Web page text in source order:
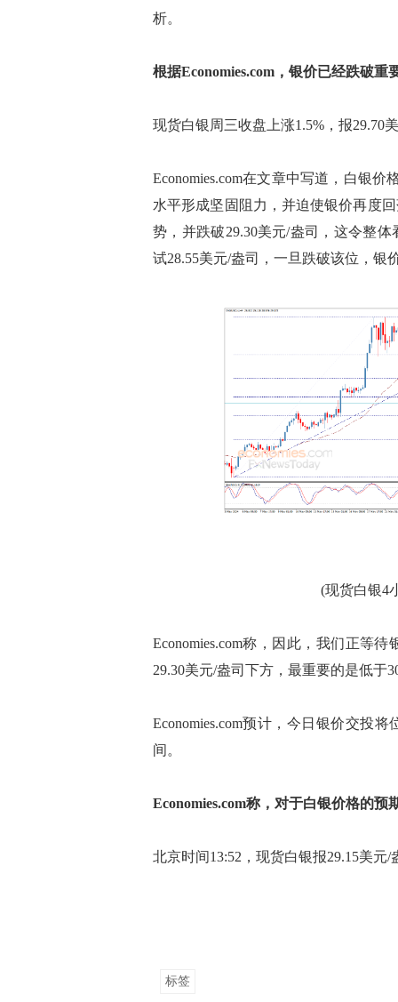
析。
根据Economies.com，银价已经跌破
现货白银周三收盘上涨1.5%，报29.70
Economies.com在文章中写道，白银
水平形成坚固阻力，并迫使银价再度
势，并跌破29.30美元/盎司，这令整
试28.55美元/盎司，一旦跌破该位，银
(现货白银4
Economies.com称，因此，我们正等
29.30美元/盎司下方，最重要的是低于
Economies.com预计，今日银价交投
间。
Economies.com称，对于白银价格的预
北京时间13:52，现货白银报29.15美元/
标签